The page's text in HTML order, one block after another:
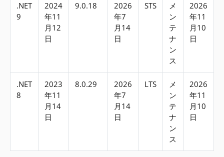
.NET
9
2024
年11
月12
日
9.0.18
2026
年7
月14
日
STS
メ
ン
テ
ナ
ン
ス
2026
年11
月10
日
.NET
8
2023
年11
月14
日
8.0.29
2026
年7
月14
日
LTS
メ
ン
テ
ナ
ン
ス
2026
年11
月10
日